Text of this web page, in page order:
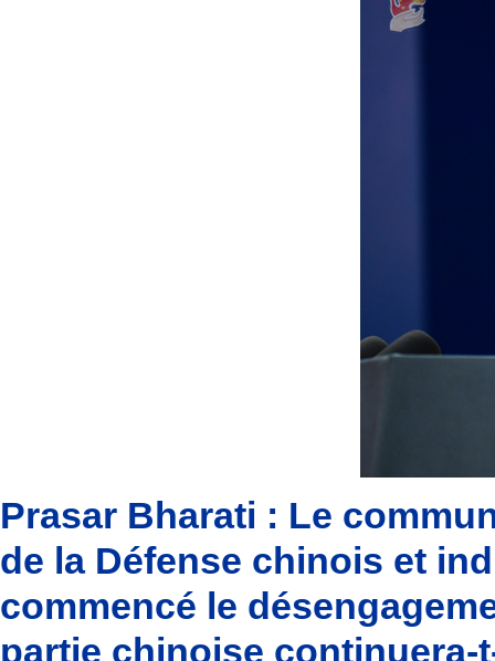
Prasar Bharati : Le
de la Défense chinois et
commencé le
partie chinoise continuera-